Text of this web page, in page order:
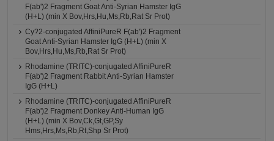
F(ab')2 Fragment Goat Anti-Syrian Hamster IgG
(H+L) (min X Bov,Hrs,Hu,Ms,Rb,Rat Sr Prot)
Cy?2-conjugated AffiniPureR F(ab')2 Fragment
Goat Anti-Syrian Hamster IgG (H+L) (min X
Bov,Hrs,Hu,Ms,Rb,Rat Sr Prot)
Rhodamine (TRITC)-conjugated AffiniPureR
F(ab')2 Fragment Rabbit Anti-Syrian Hamster
IgG (H+L)
Rhodamine (TRITC)-conjugated AffiniPureR
F(ab')2 Fragment Donkey Anti-Human IgG
(H+L) (min X Bov,Ck,Gt,GP,Sy
Hms,Hrs,Ms,Rb,Rt,Shp Sr Prot)